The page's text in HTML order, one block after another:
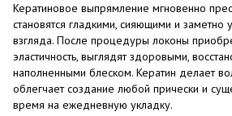
Кератиновое выпрямление мгновенно
становятся гладкими, сияющими и
взгляда. После процедуры локоны
эластичность, выглядят здоровыми,
наполненными блеском. Кератин делает
облегчает создание любой прически и
время на ежедневную укладку.